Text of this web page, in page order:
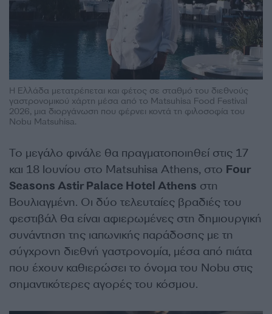
Η Ελλάδα μετατρέπεται και φέτος σε σταθμό του διεθνούς
γαστρονομικού χάρτη μέσα από το Matsuhisa Food Festival
2026, μια διοργάνωση που φέρνει κοντά τη φιλοσοφία του
Nobu Matsuhisa.
Το μεγάλο φινάλε θα πραγματοποιηθεί στις 17
και 18 Ιουνίου στο Matsuhisa Athens, στο Four
Seasons Astir Palace Hotel Athens στη
Βουλιαγμένη. Οι δύο τελευταίες βραδιές του
φεστιβάλ θα είναι αφιερωμένες στη δημιουργική
συνάντηση της ιαπωνικής παράδοσης με τη
σύγχρονη διεθνή γαστρονομία, μέσα από πιάτα
που έχουν καθιερώσει το όνομα του Nobu στις
σημαντικότερες αγορές του κόσμου.